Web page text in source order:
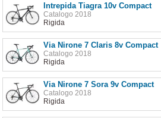
Intrepida Tiagra 10v Compact
Catalogo 2018
Rigida
Via Nirone 7 Claris 8v Compact
Catalogo 2018
Rigida
Via Nirone 7 Sora 9v Compact
Catalogo 2018
Rigida